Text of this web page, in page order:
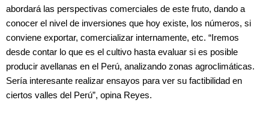
abordará las perspectivas comerciales de este fruto, dando a
conocer el nivel de inversiones que hoy existe, los números, si
conviene exportar, comercializar internamente, etc. “Iremos
desde contar lo que es el cultivo hasta evaluar si es posible
producir avellanas en el Perú, analizando zonas agroclimáticas.
Sería interesante realizar ensayos para ver su factibilidad en
ciertos valles del Perú”, opina Reyes.